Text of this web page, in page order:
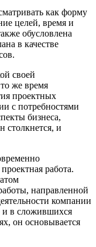
как форму
целей, время и
обусловлена
в качестве
своей
же время
проектных
с потребностями
бизнеса,
столкнется, и
работа.
направленной
компании
и в сложившихся
он основывается